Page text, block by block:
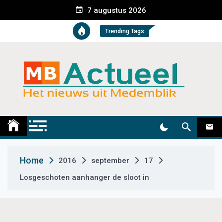
e
t
7 augustus 2026
Trending Tags
Medemblik Actueel
Home 2016 september
17
Losgeschoten aanhanger de sloot in